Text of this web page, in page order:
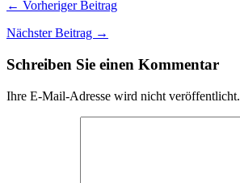
← Vorheriger Beitrag
Nächster Beitrag →
Schreiben Sie einen Kommentar
Ihre E-Mail-Adresse wird nicht veröffentlicht.